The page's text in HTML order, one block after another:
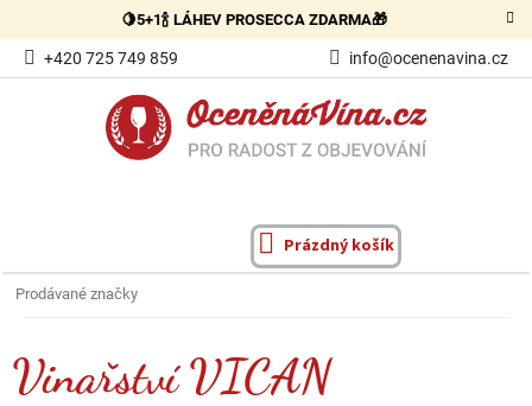
obsah
🍋5+1🍾 LÁHEV PROSECCA ZDARMA🎁
+420 725 749 859 info@ocenenavina.cz
NÁKUPNÍ
Prázdný košík
Prodávané značky
Vinařství VICAN